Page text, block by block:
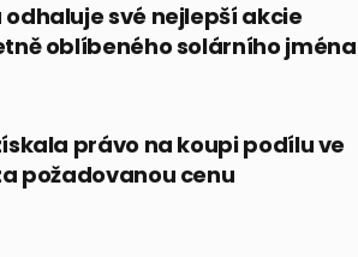
své nejlepší akcie
oblíbeného solárního jména
právo na koupi podílu ve
požadovanou cenu